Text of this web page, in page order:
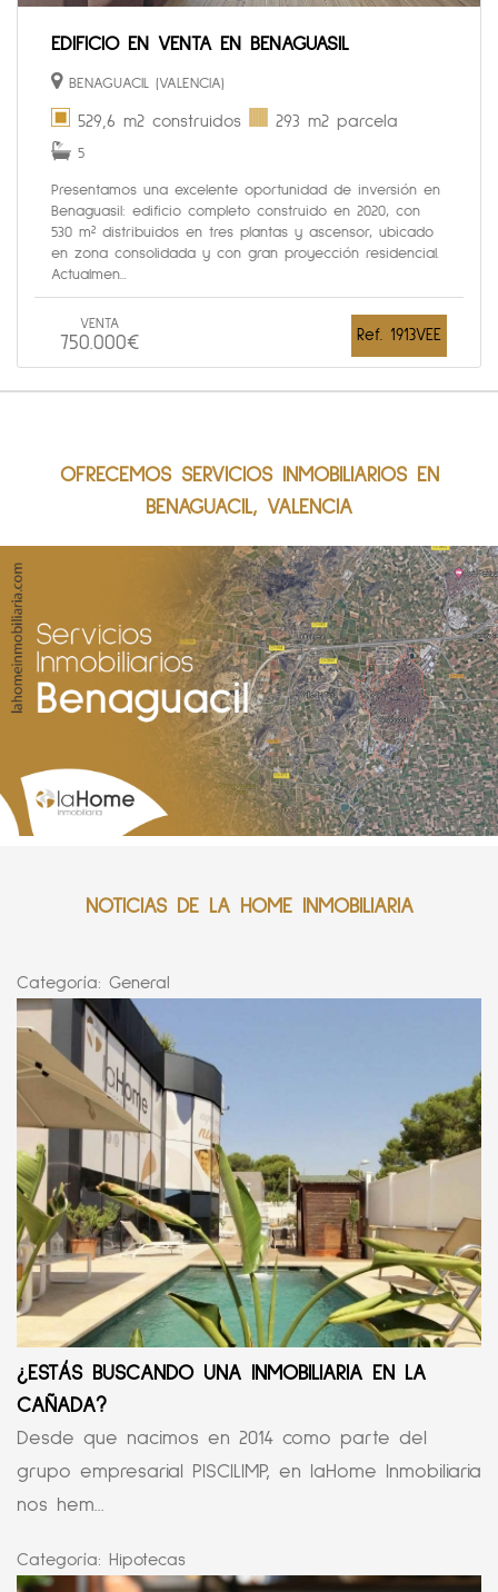
EDIFICIO EN VENTA EN BENAGUASIL
BENAGUACIL (VALENCIA)
529,6 m2 construidos 293 m2 parcela
5
Presentamos una excelente oportunidad de inversión en
Benaguasil: edificio completo construido en 2020, con
530 m² distribuidos en tres plantas y ascensor, ubicado
en zona consolidada y con gran proyección residencial.
Actualmen...
VENTA
750.000€ Ref. 1913VEE
OFRECEMOS SERVICIOS INMOBILIARIOS EN
BENAGUACIL, VALENCIA
NOTICIAS DE LA HOME INMOBILIARIA
Categoría: General
¿ESTÁS BUSCANDO UNA INMOBILIARIA EN LA
CAÑADA?
Desde que nacimos en 2014 como parte del
grupo empresarial PISCILIMP, en laHome Inmobiliaria
nos hem...
Categoría: Hipotecas